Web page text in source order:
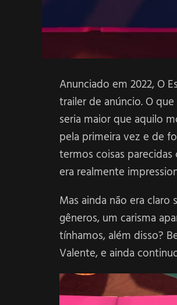
Anunciado em 2022, O
trailer de anúncio. O
seria maior que aquilo
pela primeira vez e de
termos coisas
era realmente
Mas ainda não era
gêneros, um carisma
tínhamos, além disso?
Valente, e ainda